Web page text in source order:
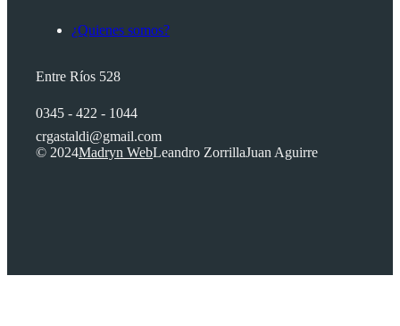
¿Quienes somos?
Entre Ríos 528
0345 - 422 - 1044
crgastaldi@gmail.com
© 2024Madryn WebLeandro ZorrillaJuan Aguirre